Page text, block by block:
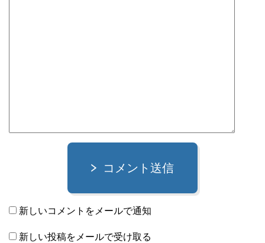
コメント送信
新しいコメントをメールで通知
新しい投稿をメールで受け取る